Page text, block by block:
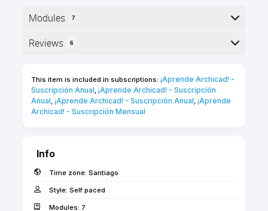
▶︎ Formato: Curso en línea a tu propio ritmo
▶︎ Duración: 1 hora
Familiarízate con Archicad y aprende el concepto
del flujo de trabajo BIM. El curso cubre los
beneficios de BIM y te guiará a través de los
primeros pasos con Archicad. Contiene una
Modules 7
Here is the course outline:
Reviews 6
Kevin Jhasmanny Escobar
Alanoca
Mateo Gianni
This item is included in subscriptions: ¡Aprende Archicad! -
Suscripción Anual, ¡Aprende Archicad! - Suscripción
Anual, ¡Aprende Archicad! - Suscripción Anual, ¡Aprende
Archicad! - Suscripción Mensual
Info
Time zone: Santiago
Style: Self paced
Modules: 7